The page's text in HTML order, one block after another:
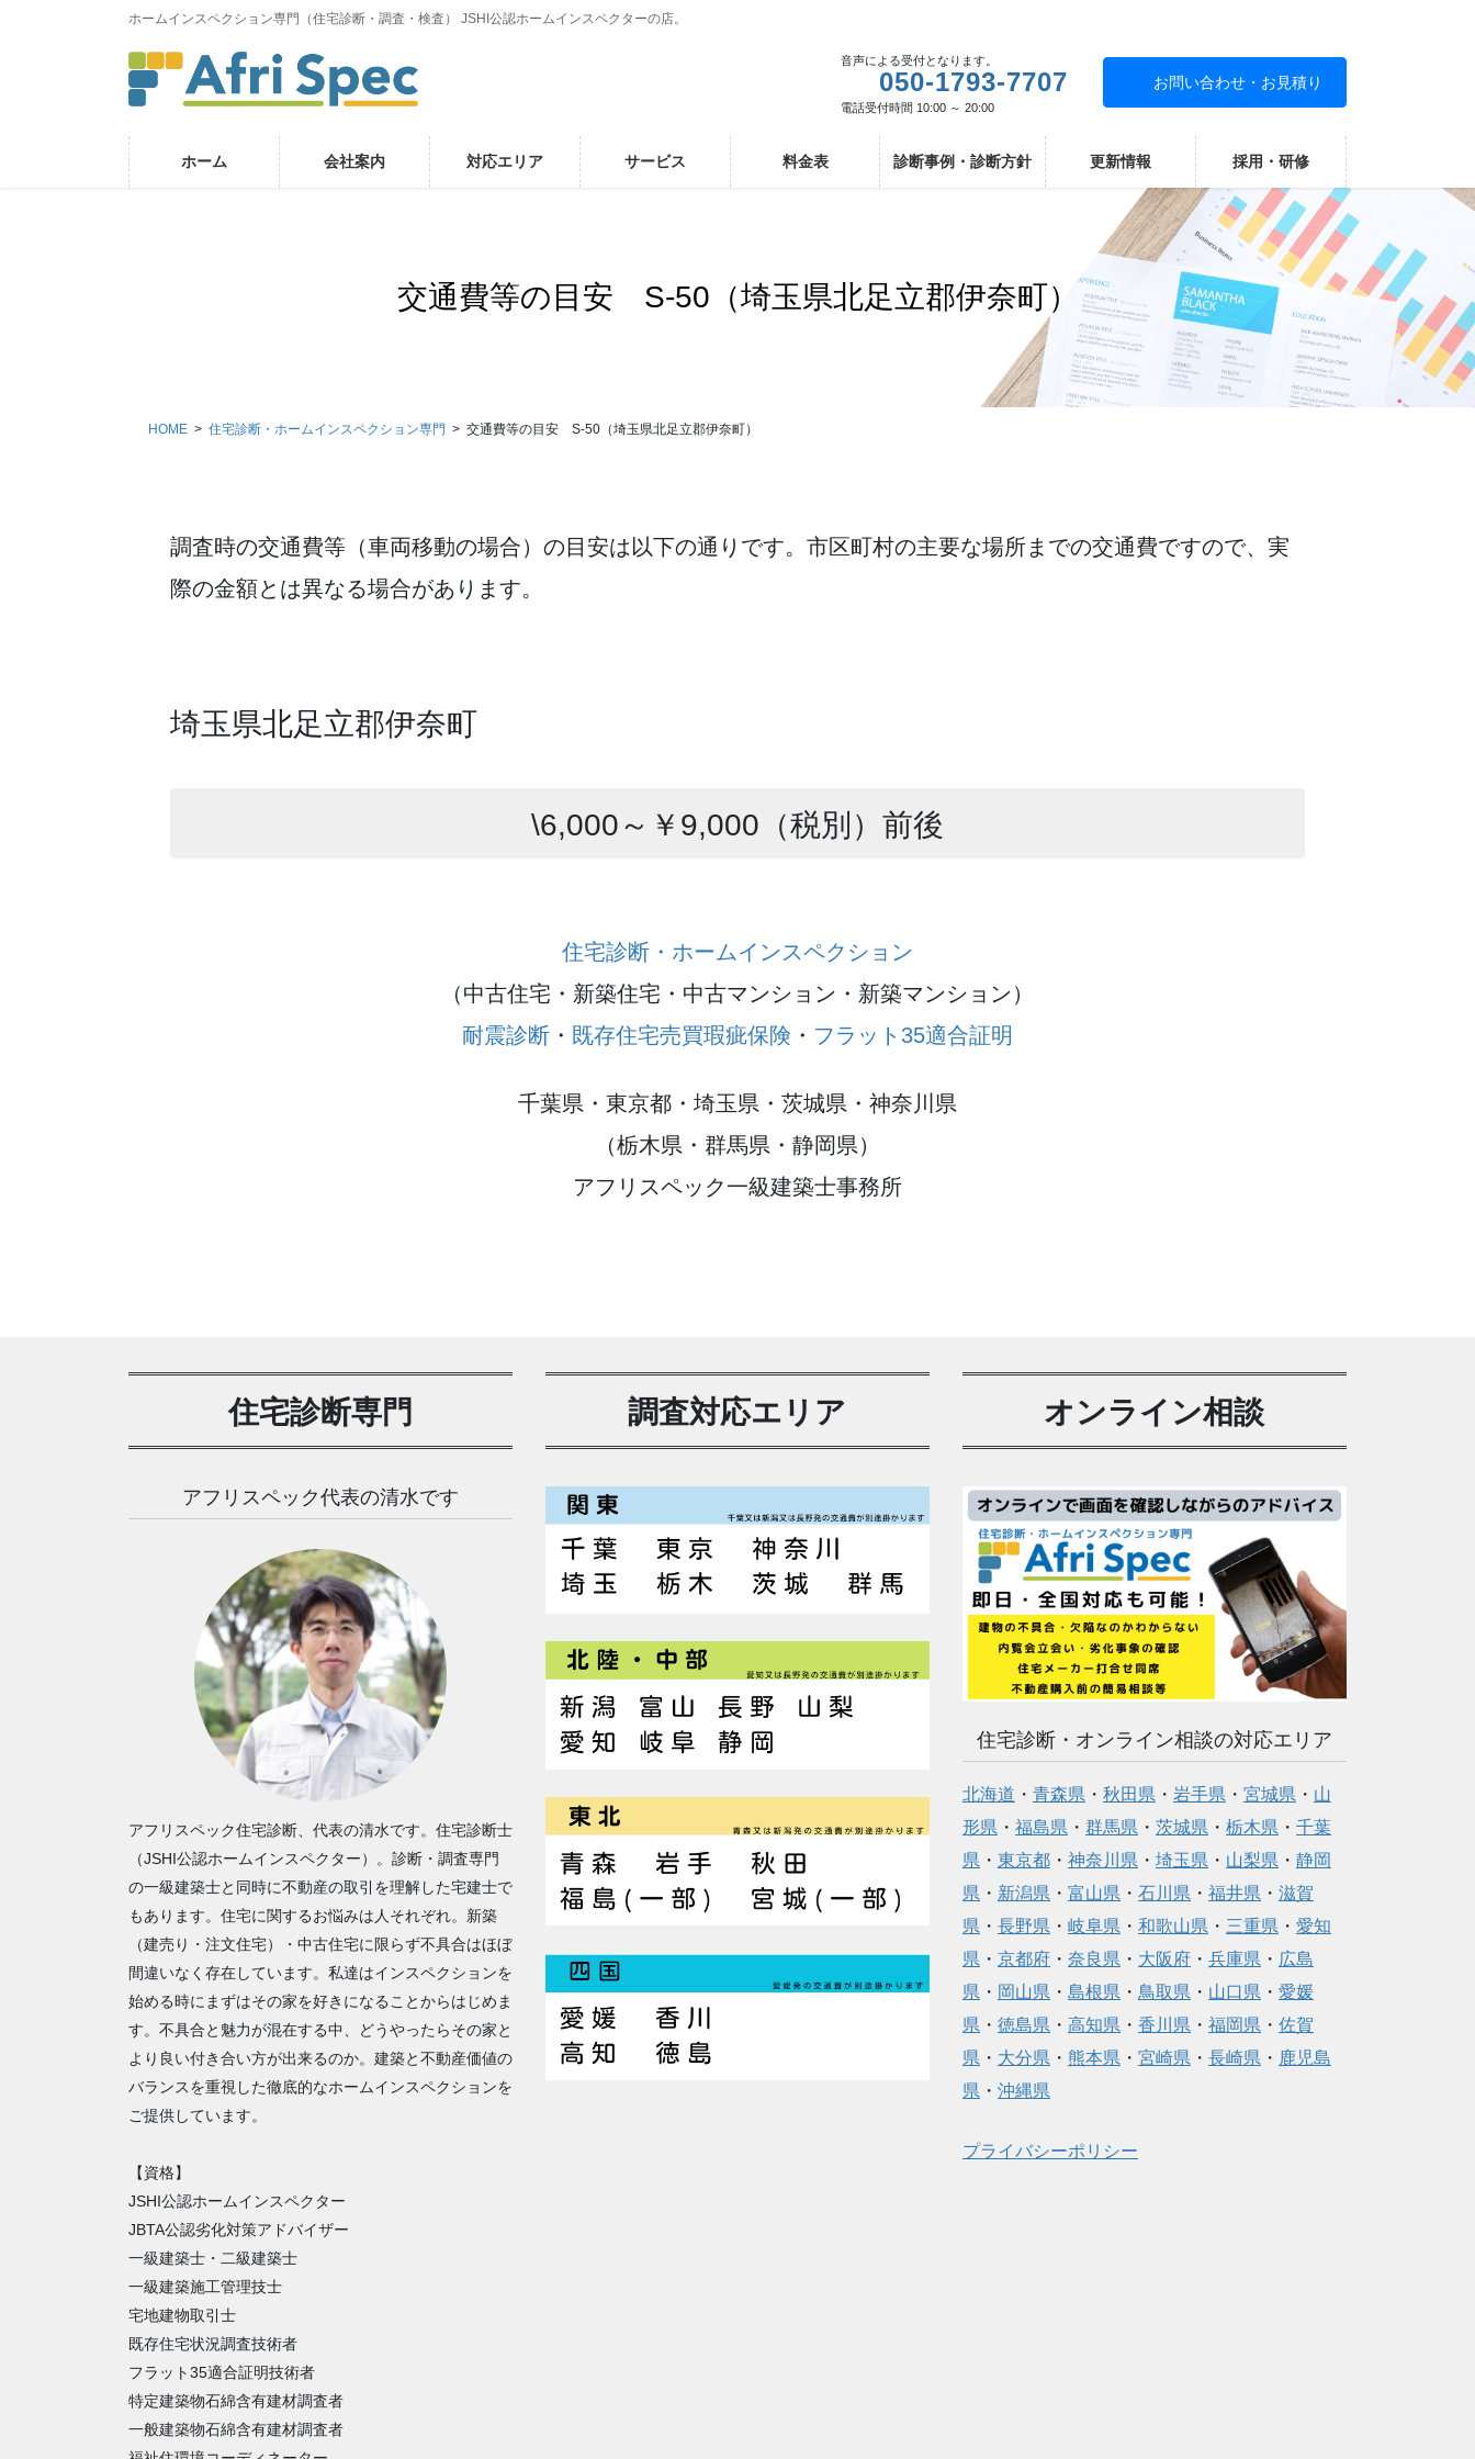
ホームインスペクション専門（住宅診断・調査・検査） JSHI公認ホームインスペクターの店。
音声による受付となります。
050-1793-7707
電話受付時間 10:00 ～ 20:00
お問い合わせ・お見積り
ホーム 会社案内 対応エリア サービス 料金表 診断事例・診断方針 更新情報 採用・研修
交通費等の目安 S-50（埼玉県北足立郡伊奈町）
HOME 住宅診断・ホームインスペクション専門 交通費等の目安 S-50（埼玉県北足立郡伊奈町）
調査時の交通費等（車両移動の場合）の目安は以下の通りです。市区町村の主要な場所までの交通費ですので、実
際の金額とは異なる場合があります。
埼玉県北足立郡伊奈町
\6,000～￥9,000（税別）前後
住宅診断・ホームインスペクション
（中古住宅・新築住宅・中古マンション・新築マンション）
耐震診断 ・ 既存住宅売買瑕疵保険 ・ フラット35適合証明
千葉県・東京都・埼玉県・茨城県・神奈川県
（栃木県・群馬県・静岡県）
アフリスペック一級建築士事務所
住宅診断専門
アフリスペック代表の清水です
アフリスペック住宅診断、代表の清水です。住宅診断士
（JSHI公認ホームインスペクター）。診断・調査専門
の一級建築士と同時に不動産の取引を理解した宅建士で
もあります。住宅に関するお悩みは人それぞれ。新築
（建売り・注文住宅）・中古住宅に限らず不具合はほぼ
間違いなく存在しています。私達はインスペクションを
始める時にまずはその家を好きになることからはじめま
す。不具合と魅力が混在する中、どうやったらその家と
より良い付き合い方が出来るのか。建築と不動産価値の
バランスを重視した徹底的なホームインスペクションを
ご提供しています。
【資格】
JSHI公認ホームインスペクター
JBTA公認劣化対策アドバイザー
一級建築士・二級建築士
一級建築施工管理技士
宅地建物取引士
既存住宅状況調査技術者
フラット35適合証明技術者
特定建築物石綿含有建材調査者
一般建築物石綿含有建材調査者
調査対応エリア オンライン相談
住宅診断・オンライン相談の対応エリア
北海道 ・ 青森県・ 秋田県・ 岩手県・ 宮城県・ 山
形県・ 福島県・ 群馬県・ 茨城県・ 栃木県・ 千葉
県・ 東京都・ 神奈川県・ 埼玉県・ 山梨県・ 静岡
県・ 新潟県・ 富山県・ 石川県・ 福井県・ 滋賀
県・ 長野県・ 岐阜県・ 和歌山県・ 三重県・ 愛知
県・ 京都府・ 奈良県・ 大阪府・ 兵庫県・ 広島
県・ 岡山県・ 島根県・ 鳥取県・ 山口県・ 愛媛
県・ 徳島県・ 高知県・ 香川県・ 福岡県・ 佐賀
県・ 大分県・ 熊本県・ 宮崎県・ 長崎県・ 鹿児島
県・ 沖縄県
プライバシーポリシー